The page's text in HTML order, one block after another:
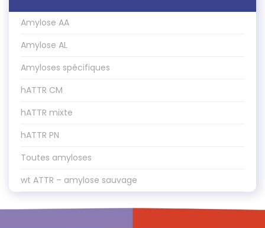
Amylose AA
Amylose AL
Amyloses spécifiques
hATTR CM
hATTR mixte
hATTR PN
Toutes amyloses
wt ATTR – amylose sauvage